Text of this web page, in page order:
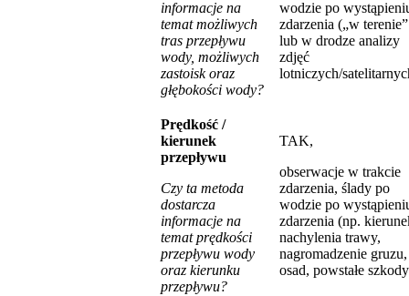
informacje na
temat możliwych
tras przepływu
wody, możliwych
zastoisk oraz
głębokości wody?
wodzie po
zdarzenia („w terenie”
lub w drodze analizy
zdjęć
lotniczych/
Prędkość /
kierunek
przepływu
Czy ta metoda
dostarcza
informacje na
temat prędkości
przepływu wody
oraz kierunku
przepływu?
TAK,
obserwacje w trakcie
zdarzenia, ślady po
wodzie po
zdarzenia (np.
nachylenia trawy,
nagromadzenie gruzu,
osad, powstałe